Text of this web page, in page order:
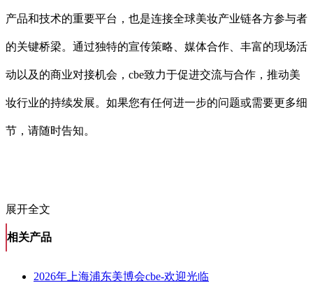
产品和技术的重要平台，也是连接全球美妆产业链各方参与者
的关键桥梁。通过独特的宣传策略、媒体合作、丰富的现场活
动以及的商业对接机会，cbe致力于促进交流与合作，推动美
妆行业的持续发展。如果您有任何进一步的问题或需要更多细
节，请随时告知。
展开全文
相关产品
2026年上海浦东美博会cbe-欢迎光临